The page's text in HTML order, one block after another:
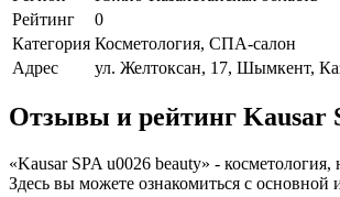
Рейтинг
0
Категория Косметология, СПА-салон
Адрес
ул. Желтоксан, 17, Шымкент,
Отзывы и рейтинг Kausar
«Kausar SPA u0026 beauty» -
Здесь вы можете ознакомиться с